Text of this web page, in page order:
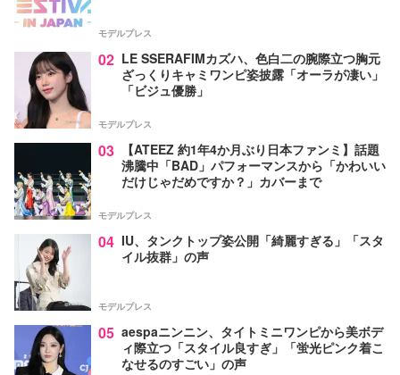
モデルプレス
02 LE SSERAFIMカズハ、色白二の腕際立つ胸元
ざっくりキャミワンピ姿披露「オーラが凄い」
「ビジュ優勝」
モデルプレス
03
【ATEEZ 約1年4か月ぶり日本ファンミ】話題
沸騰中「BAD」パフォーマンスから「かわいい
だけじゃだめですか？」カバーまで
モデルプレス
04 IU、タンクトップ姿公開「綺麗すぎる」「スタ
イル抜群」の声
モデルプレス
05 aespaニンニン、タイトミニワンピから美ボデ
ィ際立つ「スタイル良すぎ」「蛍光ピンク着こ
なせるのすごい」の声